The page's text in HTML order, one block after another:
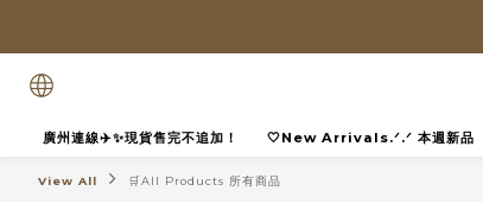
廣州連線✈️✨現貨售完不追加！ 🤍New Arrivals.ᐟ.ᐟ 本週新品
View All 🛒All Products 所有商品